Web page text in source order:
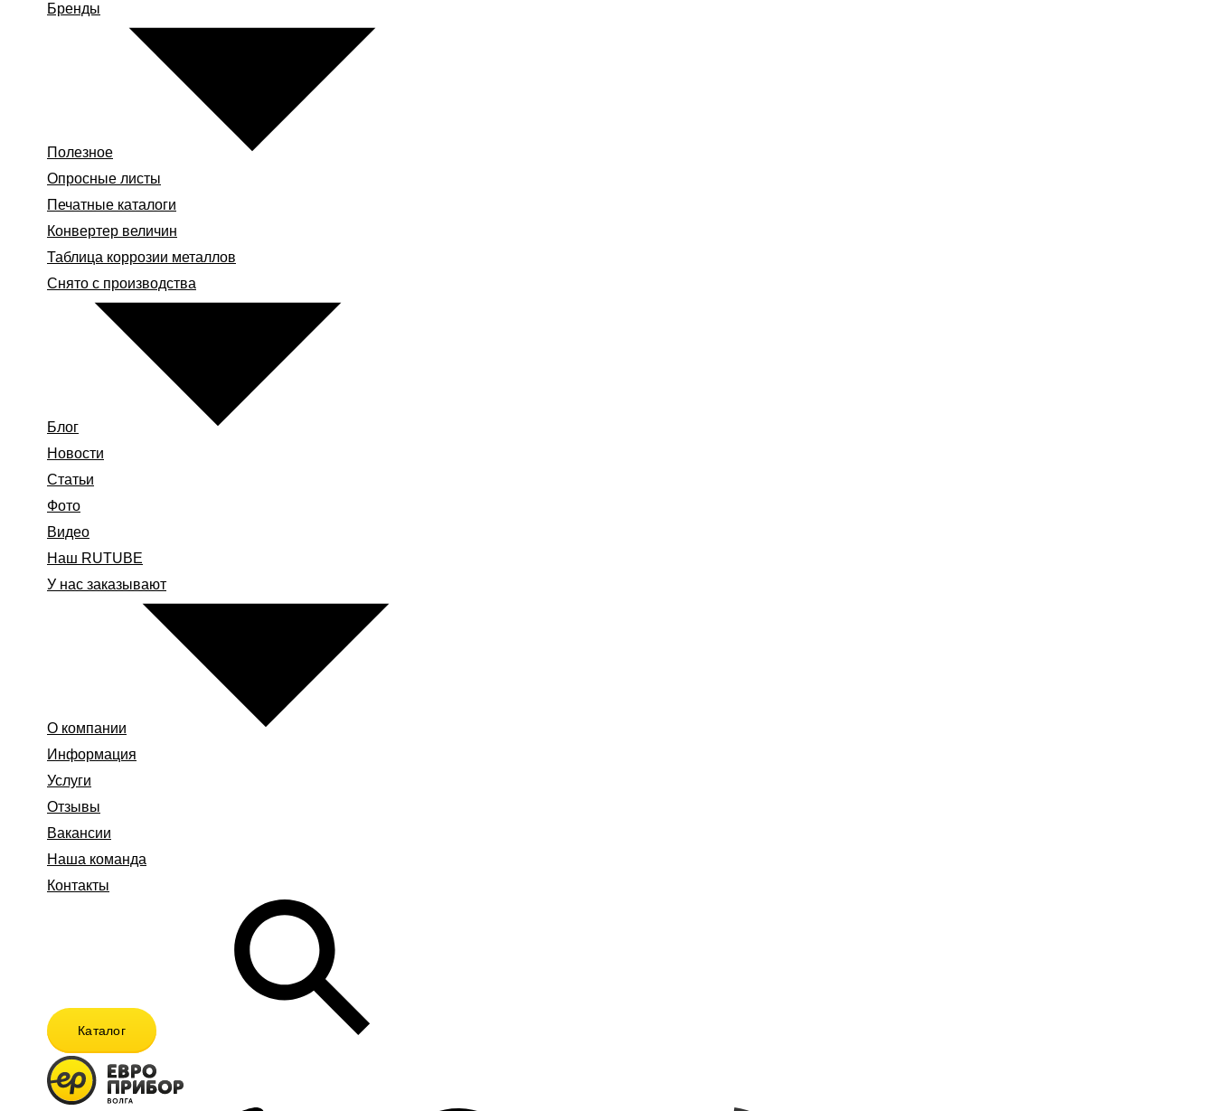
Бренды
Полезное
Опросные листы
Печатные каталоги
Конвертер величин
Таблица коррозии металлов
Снято с производства
Блог
Новости
Статьи
Фото
Видео
Наш RUTUBE
У нас заказывают
О компании
Информация
Услуги
Отзывы
Вакансии
Наша команда
Контакты
Каталог